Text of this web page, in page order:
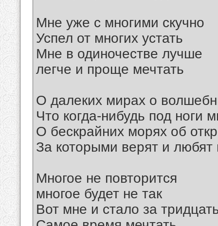
Мне уже с многими скучно
Успел от многих устать
Мне в одиночестве лучше
легче и проще мечтать
О далеких мирах о
Что когда-нибудь под ноги
О бескрайних морях об
За которыми верят и любят
Многое не повторится
многое будет не так
Вот мне и стало за